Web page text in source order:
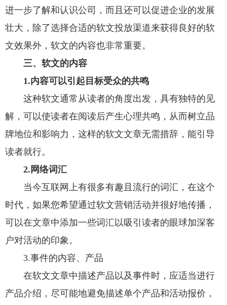
进一步了解和认识公司，而且还可以促进企业的发展
壮大，除了选择合适的软文投放渠道来获得良好的软
文效果外，软文的内容也非常重要。
三、软文的内容
1.内容可以引起目标受众的共鸣
这种软文通常从读者的角度出发，具有独特的见
解，可以使读者在阅读后产生心理共鸣，从而树立品
牌地位和影响力，这样的软文文章无需措辞，能引导
读者就行。
2.网络词汇
当今互联网上有很多有趣且流行的词汇，在这个
时代，如果您希望通过软文营销活动并很好地传播，
可以在文章中添加一些词汇以吸引读者的眼球加深客
户对活动的印象。
3.事件的内容、产品
在软文文章中描述产品以及事件时，应适当进行
产品介绍，尽可能地避免描述单个产品和活动报价，